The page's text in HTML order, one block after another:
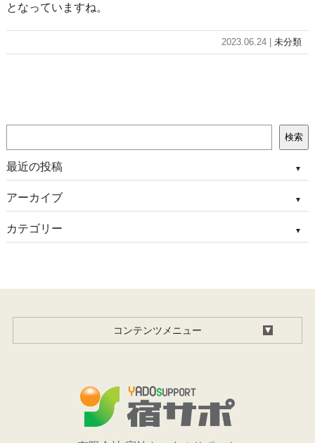
となっていますね。
2023.06.24 |未分類
索
検索
最近の投稿
アーカイブ
カテゴリー
コンテンツメニュー